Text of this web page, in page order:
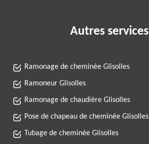
Autres services
Ramonage de cheminée Glisolles
Ramoneur Glisolles
Ramonage de chaudière Glisolles
Pose de chapeau de cheminée Glisolles
Tubage de cheminée Glisolles